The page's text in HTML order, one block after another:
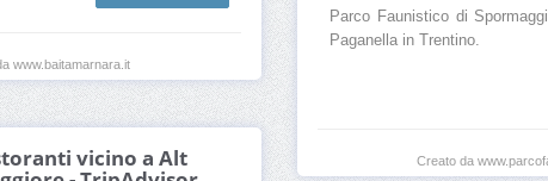
www.baitamarnara.it
Parco Faunistico di
Paganella in Trentino.
Creato da
vicino a Alt